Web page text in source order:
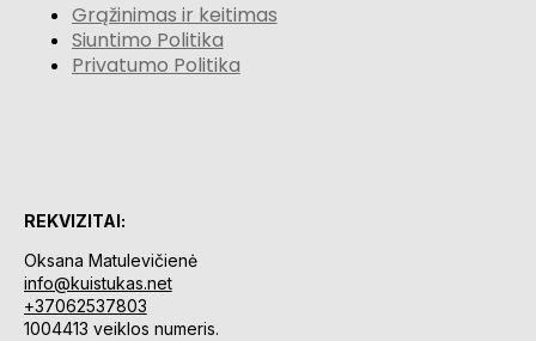
Grąžinimas ir keitimas
Siuntimo Politika
Privatumo Politika
REKVIZITAI:
Oksana Matulevičienė
info@kuistukas.net
+37062537803
1004413 veiklos numeris.